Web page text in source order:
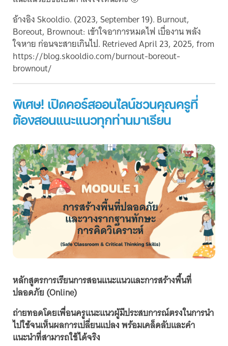
อ้างอิง Skooldio. (2023, September 19). Burnout,
Boreout, Brownout: เข้าใจอาการหมดไฟ เบื่องาน พลัง
ใจหาย ก่อนจะสายเกินไป. Retrieved April 23, 2025, from
https://blog.skooldio.com/burnout-boreout-
brownout/
พิเศษ! เปิดคอร์สออนไลน์ชวนคุณครูที่
ต้องสอนแนะแนวทุกท่านมาเรียน
หลักสูตรการเรียนการสอนแนะแนวและการสร้างพื้นที่
ปลอดภัย (Online)
ถ่ายทอดโดยเพื่อนครูแนะแนวผู้มีประสบการณ์ตรงในการนำ
ไปใช้จนเห็นผลการเปลี่ยนแปลง พร้อมเคล็ดลับและคำ
แนะนำที่สามารถใช้ได้จริง